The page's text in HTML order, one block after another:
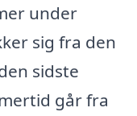
under
sig fra den
sidste
går fra